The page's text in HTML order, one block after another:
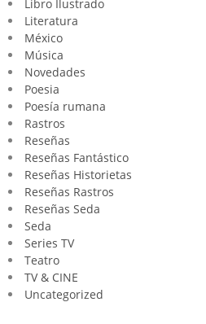
Libro Ilustrado
Literatura
México
Música
Novedades
Poesia
Poesía rumana
Rastros
Reseñas
Reseñas Fantástico
Reseñas Historietas
Reseñas Rastros
Reseñas Seda
Seda
Series TV
Teatro
TV & CINE
Uncategorized